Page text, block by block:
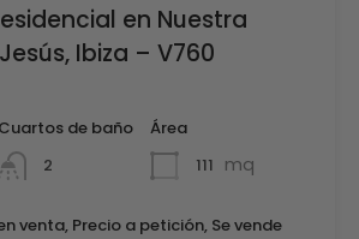
en Nuestra
Ibiza – V760
Cuartos de baño
2
Área
111 mq
venta, Precio a petición, Se vende